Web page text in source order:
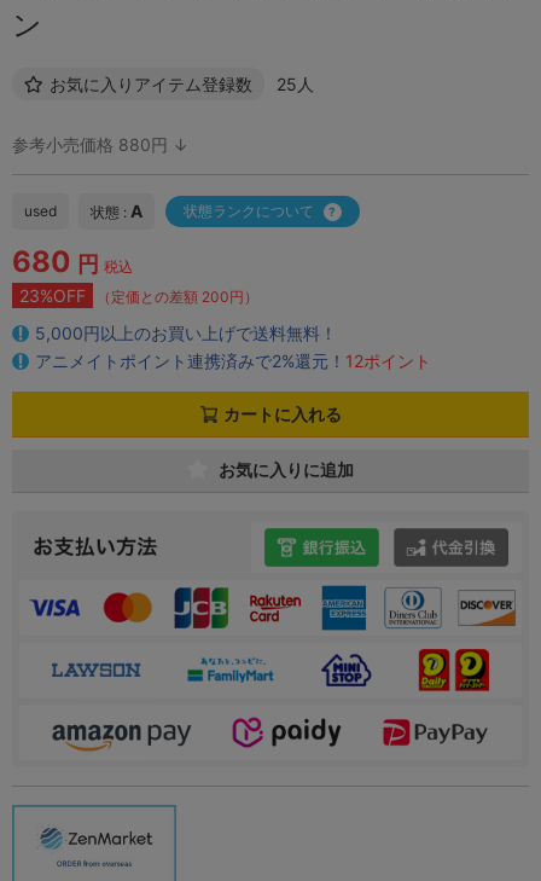
ン
お気に入りアイテム登録数 25人
参考小売価格 880円 ↓
used 状態 : A 状態ランクについて
680 円 税込
23%OFF （定価との差額 200円）
5,000円以上のお買い上げで送料無料！
アニメイトポイント連携済みで2%還元！ 12ポイント
カートに入れる
お気に入りに追加